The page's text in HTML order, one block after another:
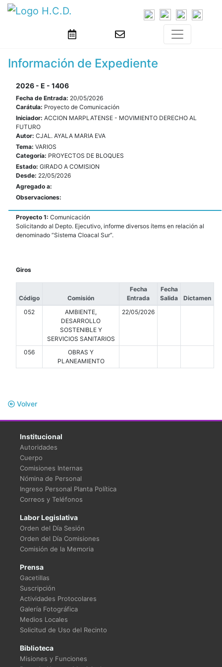
Información de Expediente
2026 - E - 1406
Fecha de Entrada: 20/05/2026
Carátula: Proyecto de Comunicación
Iniciador: ACCION MARPLATENSE - MOVIMIENTO DERECHO AL
FUTURO
Autor: CJAL. AYALA MARIA EVA
Tema: VARIOS
Categoría: PROYECTOS DE BLOQUES
Estado: GIRADO A COMISION
Desde: 22/05/2026
Agregado a:
Observaciones:
Proyecto 1: Comunicación
Solicitando al Depto. Ejecutivo, informe diversos ítems en relación al
denominado “Sistema Cloacal Sur”.
Giros
Código Comisión
Fecha
Entrada
Fecha
Salida
Dictamen
052
AMBIENTE,
DESARROLLO
SOSTENIBLE Y
SERVICIOS SANITARIOS
22/05/2026
056
OBRAS Y
PLANEAMIENTO
Volver
Institucional
Autoridades
Cuerpo
Comisiones Internas
Nómina de Personal
Ingreso Personal Planta Política
Correos y Teléfonos
Labor Legislativa
Orden del Día Sesión
Orden del Día Comisiones
Comisión de la Memoria
Prensa
Gacetillas
Suscripción
Actividades Protocolares
Galería Fotográfica
Medios Locales
Solicitud de Uso del Recinto
Biblioteca
Misiones y Funciones